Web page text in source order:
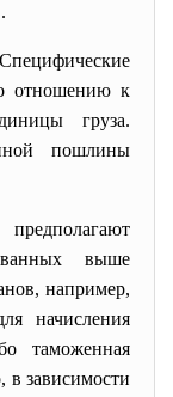
Специфические
отношению к
груза.
пошлины
выше
например,
начисления
таможенная
в зависимости